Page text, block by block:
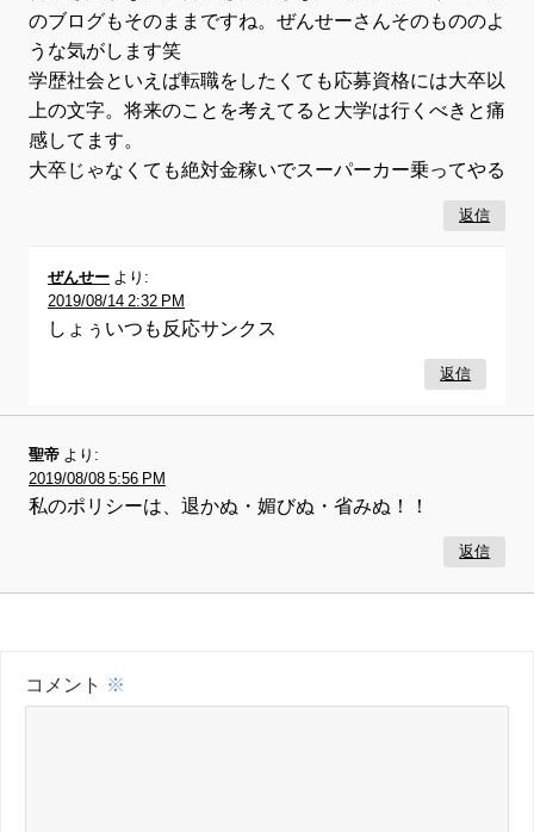
のブログもそのままですね。ぜんせーさんそのもののよ
うな気がします笑
学歴社会といえば転職をしたくても応募資格には大卒以
上の文字。将来のことを考えてると大学は行くべきと痛
感してます。
大卒じゃなくても絶対金稼いでスーパーカー乗ってやる
返信
ぜんせー より:
2019/08/14 2:32 PM
しょぅいつも反応サンクス
返信
聖帝 より:
2019/08/08 5:56 PM
私のポリシーは、退かぬ・媚びぬ・省みぬ！！
返信
コメント ※